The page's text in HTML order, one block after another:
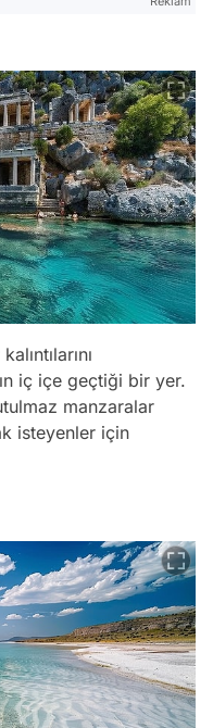
iç içe geçtiği bir yer.
manzaralar
isteyenler için